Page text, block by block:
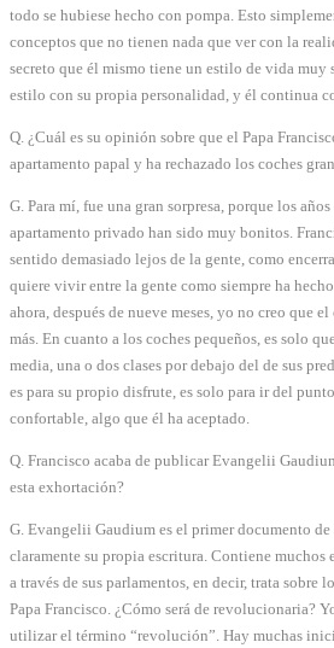
todo se hubiese hecho con pompa. Esto
conceptos que no tienen nada que ver con la
secreto que él mismo tiene un estilo de vida muy
estilo con su propia personalidad, y él continua
Q. ¿Cuál es su opinión sobre que el Papa
apartamento papal y ha rechazado los coches
G. Para mí, fue una gran sorpresa, porque los
apartamento privado han sido muy bonitos.
sentido demasiado lejos de la gente, como
quiere vivir entre la gente como siempre ha
ahora, después de nueve meses, yo no creo que
más. En cuanto a los coches pequeños, es solo
media, una o dos clases por debajo del de sus
es para su propio disfrute, es solo para ir del
confortable, algo que él ha aceptado.
Q. Francisco acaba de publicar Evangelii
esta exhortación?
G. Evangelii Gaudium es el primer documento
claramente su propia escritura. Contiene muchos
a través de sus parlamentos, en decir, trata sobre
Papa Francisco. ¿Cómo será de revolucionaria?
utilizar el término “revolución”. Hay muchas